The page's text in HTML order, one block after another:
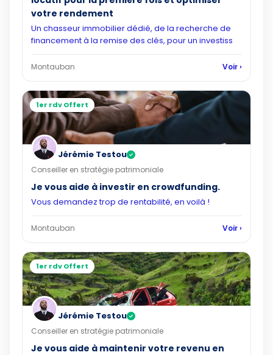
votre rendement
Un chasseur immobilier dédié, de la recherche de
financement à la remise des clés, pour un investiss
Montauban Voir ›
1er rdv Offert
Jérémie Testou ✓
Conseiller en stratégie patrimoniale
Je vous aide à investir en crowdfunding.
Vous demandez trop de rentabilité, en voilà !
Montauban Voir ›
1er rdv Offert
Jérémie Testou ✓
Conseiller en stratégie patrimoniale
Je vous aide à maintenir votre revenu en